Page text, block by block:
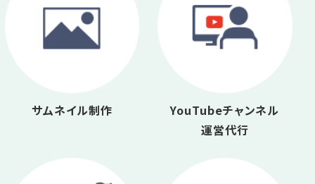
サムネイル制作
YouTubeチャンネル
運営代行